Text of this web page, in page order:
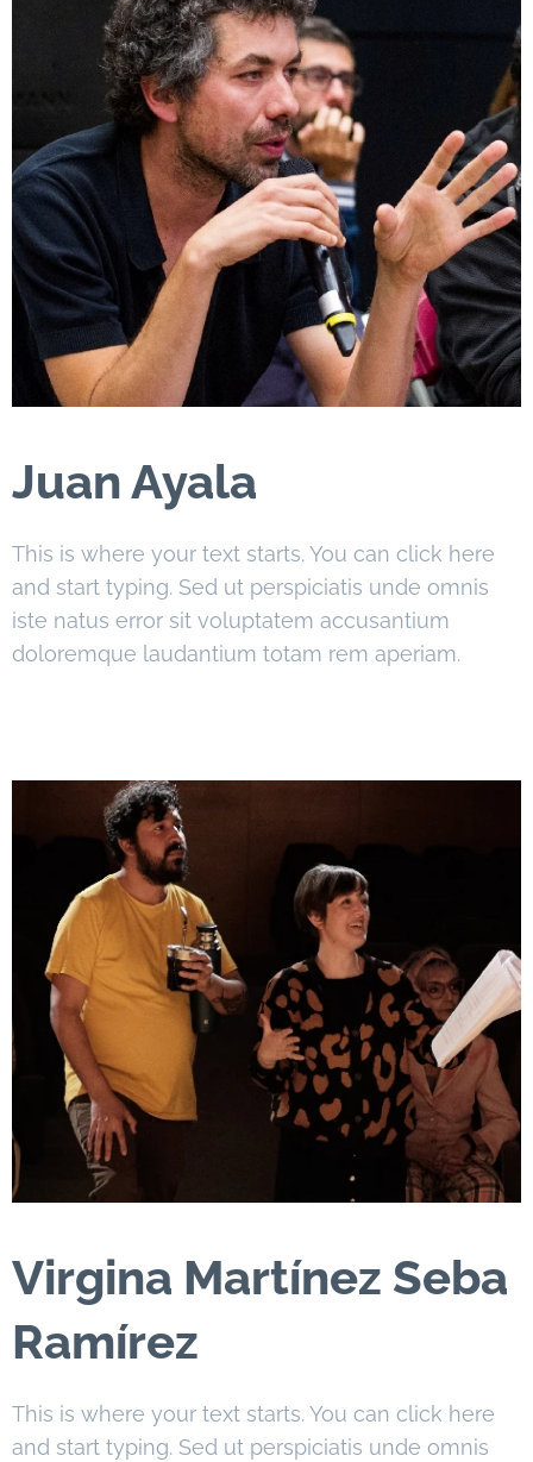
Juan Ayala
This is where your text starts. You can click here
and start typing. Sed ut perspiciatis unde omnis
iste natus error sit voluptatem accusantium
doloremque laudantium totam rem aperiam.
Virgina Martínez Seba
Ramírez
This is where your text starts. You can click here
and start typing. Sed ut perspiciatis unde omnis